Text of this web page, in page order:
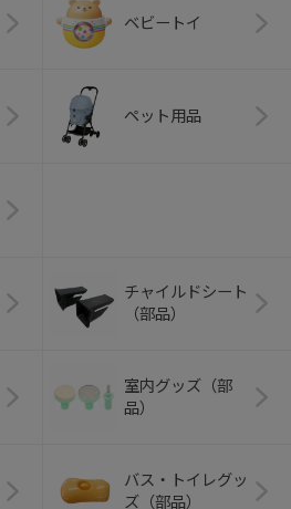
ベビートイ
ペット用品
チャイルドシート
（部品）
室内グッズ（部
品）
バス・トイレグッ
ズ（部品）